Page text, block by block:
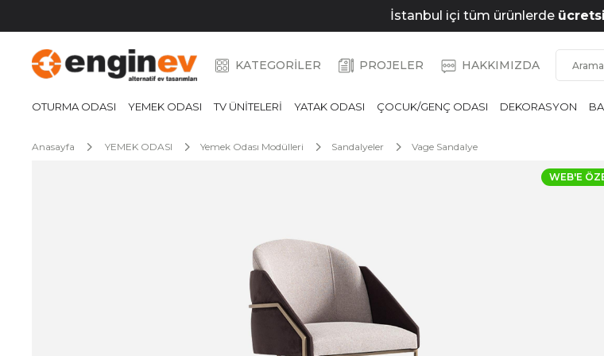
İstanbul içi tüm ürünlerde
KATEGORİLER PROJELER HAKKIMIZDA
OTURMA ODASI YEMEK ODASI TV ÜNİTELERİ YATAK ODASI ÇOCUK/GENÇ ODASI DEKORASYON
Anasayfa YEMEK ODASI Yemek Odası Modülleri Sandalyeler Vage Sandalye
WEB'E